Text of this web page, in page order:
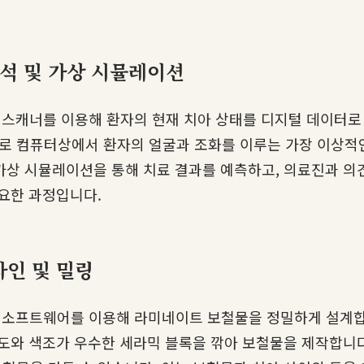
및 가상 시뮬레이션
캐너를 이용해 환자의 현재 치아 상태를 디지털 데이터
컴퓨터상에서 환자의 얼굴과 조화를 이루는 가장 이상
시뮬레이션을 통해 치료 결과를 예측하고, 의료진과
한 과정입니다.
및 밀링
프트웨어를 이용해 라미네이트 보철물을 정밀하게 설
색조가 우수한 세라믹 블록을 깎아 보철물을 제작합